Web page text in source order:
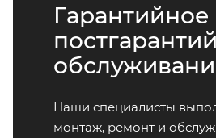
Гарантийное
Наши специалисты
монтаж, ремонт и